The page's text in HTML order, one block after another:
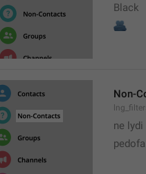
Black
🫂
Non-
ne lydi